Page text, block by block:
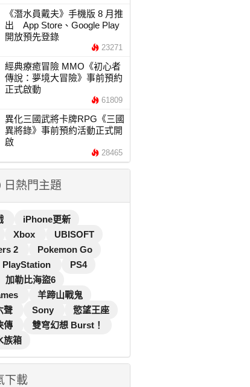
《潛水員戴夫》手機版 8 月推
出 App Store、Google Play
開放預先登錄
23271
經典療癒冒險 MMO《初心者
傳說：夢境大冒險》事前預約
正式啟動
61809
異化三國武將卡牌RPG《三國
異將錄》事前預約活動正式開
啟
28465
日熱門主題
iPhone更新
Xbox
UBISOFT
2
Pokemon Go
PlayStation
PS4
加勒比海盜6
羊蹄山戰鬼
聲
Sony
慾望王座
傳
雙穹幻想 Burst！
族箱
下載